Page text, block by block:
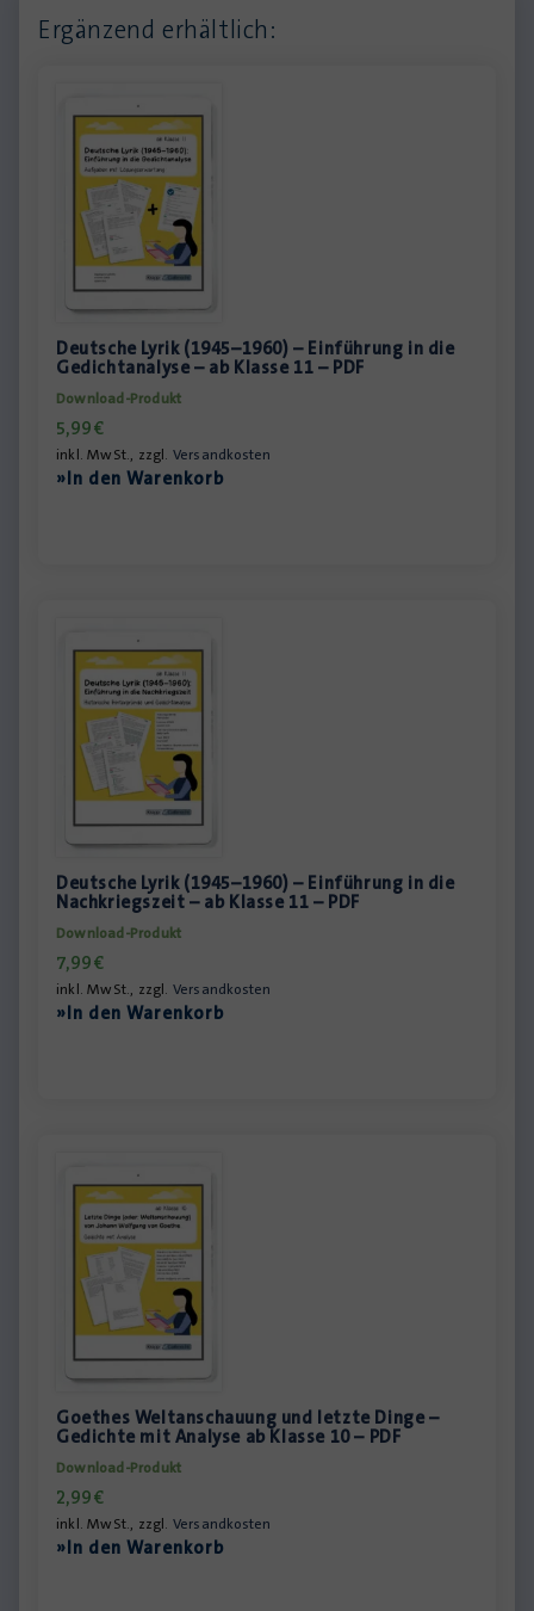
Ergänzend erhältlich:
Deutsche Lyrik (1945–1960) – Einführung in die
Gedichtanalyse – ab Klasse 11 – PDF
Download-Produkt
5,99€
inkl. MwSt., zzgl. Versandkosten
»In den Warenkorb
Deutsche Lyrik (1945–1960) – Einführung in die
Nachkriegszeit – ab Klasse 11 – PDF
Download-Produkt
7,99€
inkl. MwSt., zzgl. Versandkosten
»In den Warenkorb
Goethes Weltanschauung und letzte Dinge –
Gedichte mit Analyse ab Klasse 10 – PDF
Download-Produkt
2,99€
inkl. MwSt., zzgl. Versandkosten
»In den Warenkorb